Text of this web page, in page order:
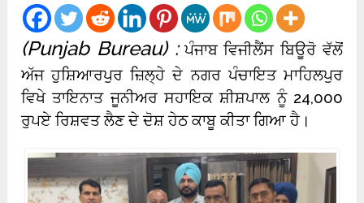
(Punjab Bureau) : ਪੰਜਾਬ ਵਿਜੀਲੈਂਸ ਬਿਊਰੋ ਵੱਲੋਂ
ਅੱਜ ਹੁਸ਼ਿਆਰਪੁਰ ਜ਼ਿਲ੍ਹੇ ਦੇ ਨਗਰ ਪੰਚਾਇਤ ਮਾਹਿਲਪੁਰ
ਵਿਖੇ ਤਾਇਨਾਤ ਜੂਨੀਅਰ ਸਹਾਇਕ ਸ਼ੀਸ਼ਪਾਲ ਨੂੰ 24,000
ਰੁਪਏ ਰਿਸ਼ਵਤ ਲੈਣ ਦੇ ਦੋਸ਼ ਹੇਠ ਕਾਬੂ ਕੀਤਾ ਗਿਆ ਹੈ।